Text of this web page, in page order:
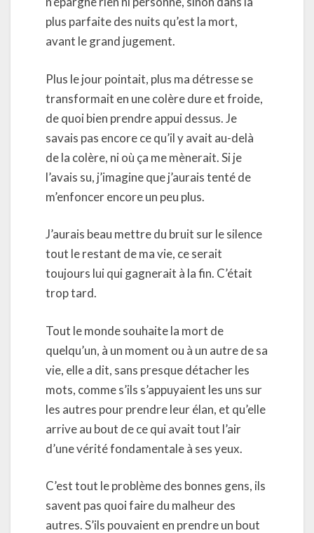
plus parfaite des nuits qu’est la mort,
avant le grand jugement.
Plus le jour pointait, plus ma détresse se
transformait en une colère dure et froide,
de quoi bien prendre appui dessus. Je
savais pas encore ce qu’il y avait au-delà
de la colère, ni où ça me mènerait. Si je
l’avais su, j’imagine que j’aurais tenté de
m’enfoncer encore un peu plus.
J’aurais beau mettre du bruit sur le silence
tout le restant de ma vie, ce serait
toujours lui qui gagnerait à la fin. C’était
trop tard.
Tout le monde souhaite la mort de
quelqu’un, à un moment ou à un autre de sa
vie, elle a dit, sans presque détacher les
mots, comme s’ils s’appuyaient les uns sur
les autres pour prendre leur élan, et qu’elle
arrive au bout de ce qui avait tout l’air
d’une vérité fondamentale à ses yeux.
C’est tout le problème des bonnes gens, ils
savent pas quoi faire du malheur des
autres. S’ils pouvaient en prendre un bout